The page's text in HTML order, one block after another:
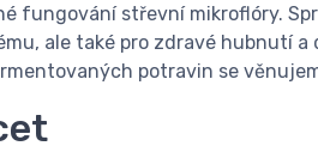
fungování střevní mikroflóry.
ale také pro zdravé hubnutí a
potravin se